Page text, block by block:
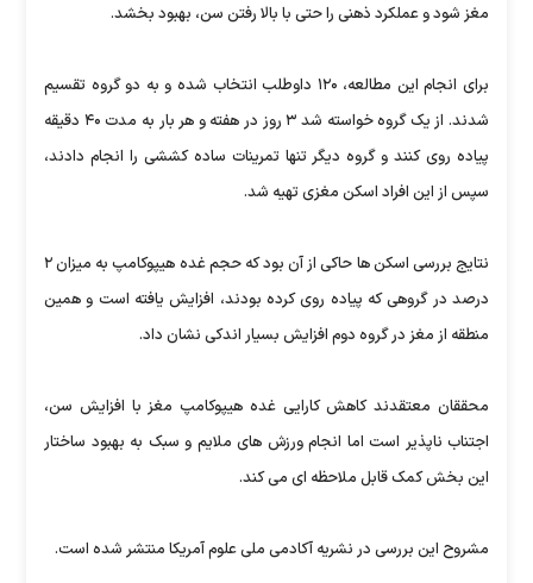
مغز شود و عملکرد ذهنی را حتی با بالا رفتن سن، بهبود بخشد.
برای انجام این مطالعه، ۱۲۰ داوطلب انتخاب شده و به دو گروه تقسیم
شدند. از یک گروه خواسته شد ۳ روز در هفته و هر بار به مدت ۴۰ دقیقه
پیاده روی کنند و گروه دیگر تنها تمرینات ساده کششی را انجام دادند،
سپس از این افراد اسکن مغزی تهیه شد.
نتایج بررسی اسکن ها حاکی از آن بود که حجم غده هیپوکامپ به میزان ۲
درصد در گروهی که پیاده روی کرده بودند، افزایش یافته است و همین
منطقه از مغز در گروه دوم افزایش بسیار اندکی نشان داد.
محققان معتقدند کاهش کارایی غده هیپوکامپ مغز با افزایش سن،
اجتناب ناپذیر است اما انجام ورزش های ملایم و سبک به بهبود ساختار
این بخش کمک قابل ملاحظه ای می کند.
مشروح این بررسی در نشریه آکادمی ملی علوم آمریکا منتشر شده است.